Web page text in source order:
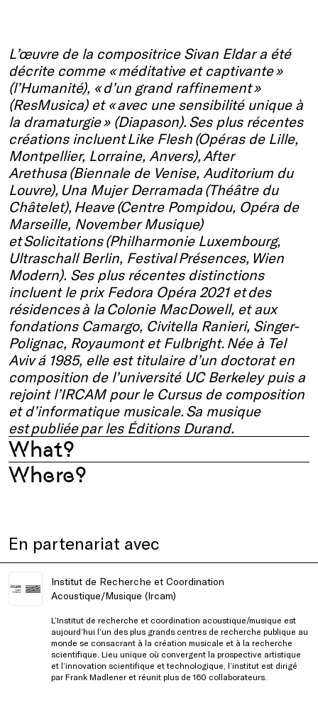
L’œuvre de la compositrice Sivan Eldar a été
décrite comme « méditative et captivante »
(l’Humanité), « d’un grand raffinement »
(ResMusica) et « avec une sensibilité unique à
la dramaturgie » (Diapason). Ses plus récentes
créations incluent Like Flesh (Opéras de Lille,
Montpellier, Lorraine, Anvers), After
Arethusa (Biennale de Venise, Auditorium du
Louvre), Una Mujer Derramada (Théâtre du
Châtelet), Heave (Centre Pompidou, Opéra de
Marseille, November Musique)
et Solicitations (Philharmonie Luxembourg,
Ultraschall Berlin, Festival Présences, Wien
Modern). Ses plus récentes distinctions
incluent le prix Fedora Opéra 2021 et des
résidences à la Colonie MacDowell, et aux
fondations Camargo, Civitella Ranieri, Singer-
Polignac, Royaumont et Fulbright. Née à Tel
Aviv á 1985, elle est titulaire d’un doctorat en
composition de l’université UC Berkeley puis a
rejoint l’IRCAM pour le Cursus de composition
et d’informatique musicale. Sa musique
est publiée par les Éditions Durand.
What?
Where?
En partenariat avec
Institut de Recherche et Coordination
Acoustique/Musique (Ircam)
L’Institut de recherche et coordination acoustique/musique est
aujourd’hui l’un des plus grands centres de recherche publique au
monde se consacrant à la création musicale et à la recherche
scientifique. Lieu unique où convergent la prospective artistique
et l’innovation scientifique et technologique, l’institut est dirigé
par Frank Madlener et réunit plus de 160 collaborateurs.